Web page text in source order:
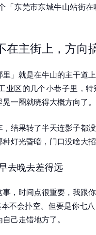
「东莞市东城牛山站街
在主街上，方向
」就是在牛山的主干道
业区的几个小巷子里，
一圈就晓得大概方向了。
结果转了半天连影子都
灯光昏暗，门口没啥大
去晚去差得远
，时间点很重要，我跟
不会扑空。但要是你七
己走错地方了。